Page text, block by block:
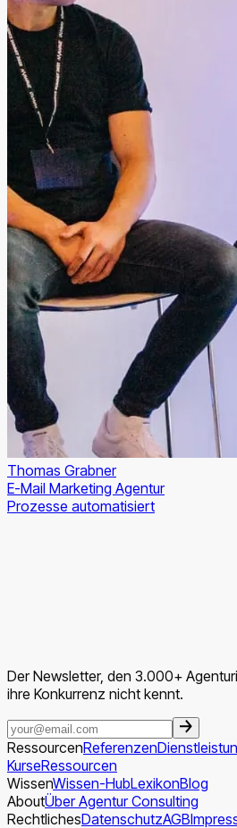
Thomas Grabner
E-Mail Marketing Agentur
Prozesse automatisiert
Der Newsletter, den 3.000+
ihre Konkurrenz nicht kennt.
RessourcenReferenzen
KurseRessourcen
WissenWissen-HubLexikonBlog
AboutÜber Agentur Consulting
RechtlichesDatenschutzAGB